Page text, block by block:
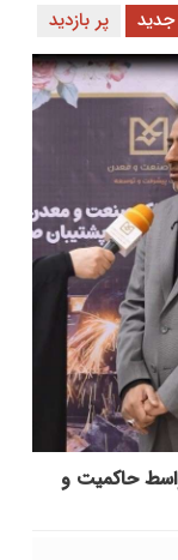
پر بازدید جدید
حاكمیت و